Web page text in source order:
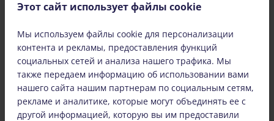
Мы также предлагаем
Этот сайт использует файлы cookie
Мы используем файлы cookie для персонализации
контента и рекламы, предоставления функций
социальных сетей и анализа нашего трафика. Мы
также передаем информацию об использовании вами
нашего сайта нашим партнерам по социальным сетям,
рекламе и аналитике, которые могут объединять ее с
другой информацией, которую вы им предоставили